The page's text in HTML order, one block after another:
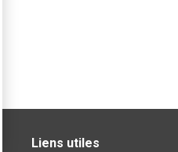
Liens utiles